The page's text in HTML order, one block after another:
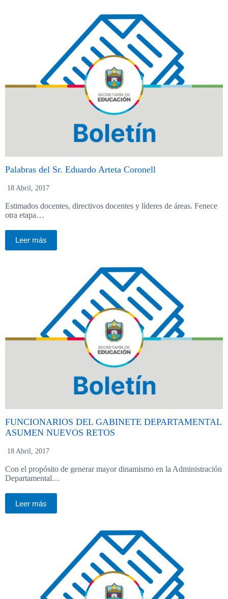
Palabras del Sr. Eduardo Arteta Coronell
18 Abril, 2017
Estimados docentes, directivos docentes y líderes de áreas. Fenece
otra etapa…
Leer más
FUNCIONARIOS DEL GABINETE DEPARTAMENTAL
ASUMEN NUEVOS RETOS
18 Abril, 2017
Con el propósito de generar mayor dinamismo en la Administración
Departamental…
Leer más